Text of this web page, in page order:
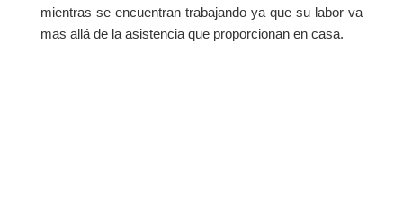
mientras se encuentran trabajando ya que su labor va
mas allá de la asistencia que proporcionan en casa. ​